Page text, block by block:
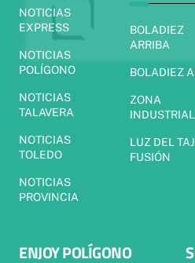
NOTICIAS
EXPRESS
NOTICIAS
POLÍGONO
NOTICIAS
TALAVERA
NOTICIAS
TOLEDO
NOTICIAS
PROVINCIA
BOLADIEZ
ARRIBA
BOLADIEZ
ZONA
INDUSTRIAL
LUZ DEL
FUSIÓN
ENJOY POLÍGONO